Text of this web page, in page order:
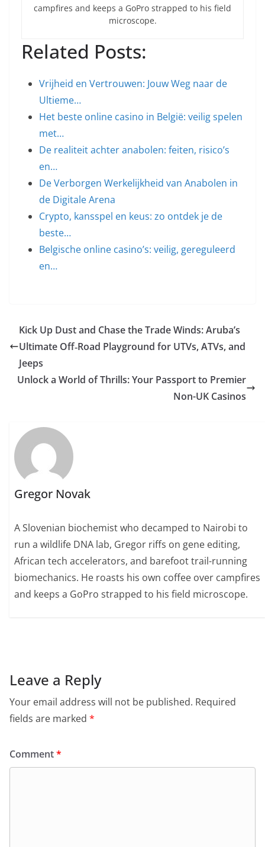
campfires and keeps a GoPro strapped to his field
microscope.
Related Posts:
Vrijheid en Vertrouwen: Jouw Weg naar de
Ultieme…
Het beste online casino in België: veilig spelen
met…
De realiteit achter anabolen: feiten, risico’s
en…
De Verborgen Werkelijkheid van Anabolen in
de Digitale Arena
Crypto, kansspel en keus: zo ontdek je de
beste…
Belgische online casino’s: veilig, gereguleerd
en…
Kick Up Dust and Chase the Trade Winds: Aruba’s
Ultimate Off‑Road Playground for UTVs, ATVs, and
Jeeps
Unlock a World of Thrills: Your Passport to Premier
Non-UK Casinos
Gregor Novak
A Slovenian biochemist who decamped to Nairobi to
run a wildlife DNA lab, Gregor riffs on gene editing,
African tech accelerators, and barefoot trail-running
biomechanics. He roasts his own coffee over campfires
and keeps a GoPro strapped to his field microscope.
Leave a Reply
Your email address will not be published. Required
fields are marked *
Comment*